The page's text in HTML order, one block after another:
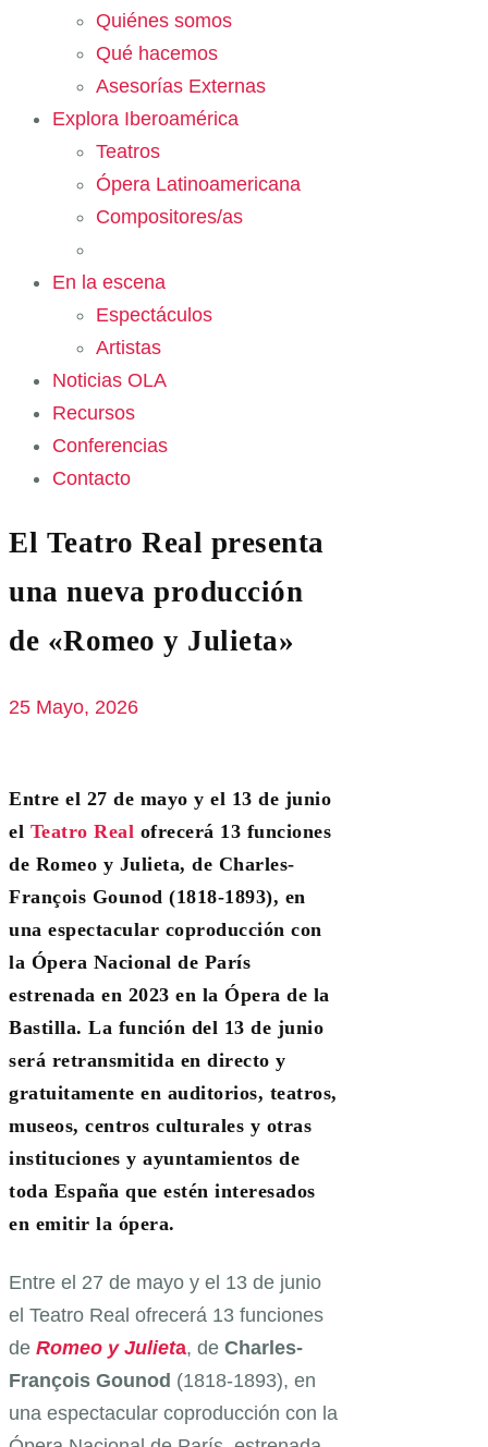
Quiénes somos
Qué hacemos
Asesorías Externas
Explora Iberoamérica
Teatros
Ópera Latinoamericana
Compositores/as
En la escena
Espectáculos
Artistas
Noticias OLA
Recursos
Conferencias
Contacto
El Teatro Real presenta
una nueva producción
de «Romeo y Julieta»
25 Mayo, 2026
Entre el 27 de mayo y el 13 de junio
el Teatro Real ofrecerá 13 funciones
de Romeo y Julieta, de Charles-
François Gounod (1818-1893), en
una espectacular coproducción con
la Ópera Nacional de París
estrenada en 2023 en la Ópera de la
Bastilla. La función del 13 de junio
será retransmitida en directo y
gratuitamente en auditorios, teatros,
museos, centros culturales y otras
instituciones y ayuntamientos de
toda España que estén interesados
en emitir la ópera.
Entre el 27 de mayo y el 13 de junio
el Teatro Real ofrecerá 13 funciones
de Romeo y Julieta, de Charles-
François Gounod (1818-1893), en
una espectacular coproducción con la